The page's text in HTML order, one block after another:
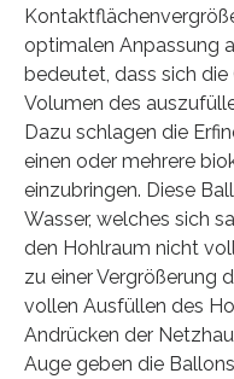
optimalen Anpassung
bedeutet, dass sich die
Volumen des
Dazu schlagen die
einen oder mehrere
einzubringen. Diese
Wasser, welches sich
den Hohlraum nicht
zu einer Vergrößerung
vollen Ausfüllen des
Andrücken der
Auge geben die